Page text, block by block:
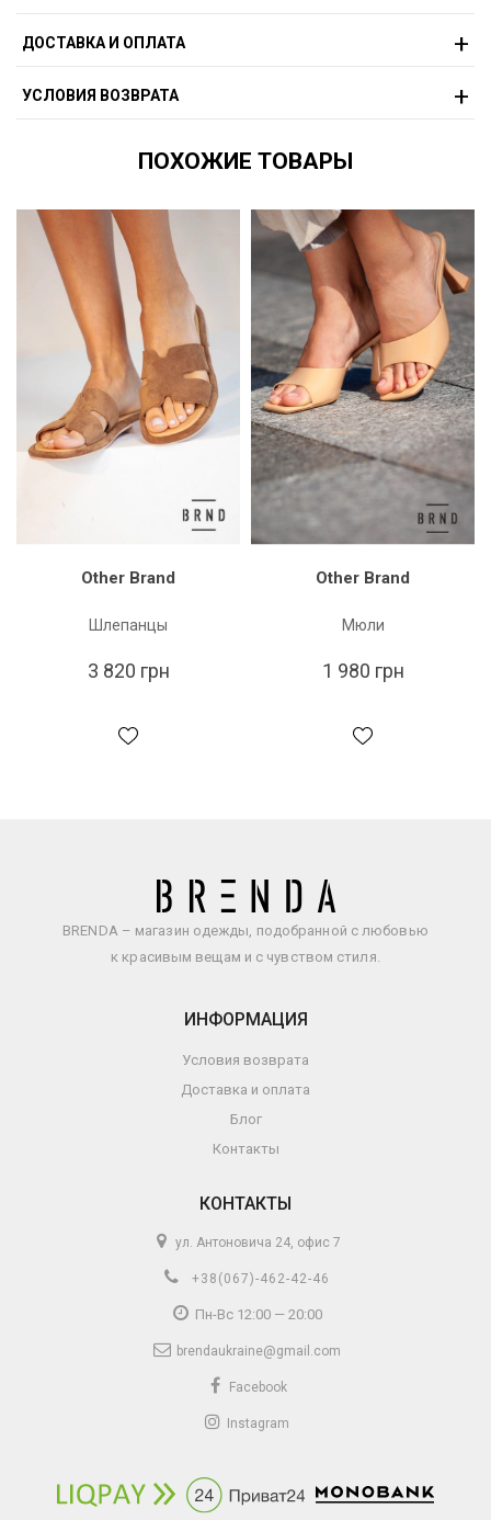
ДОСТАВКА И ОПЛАТА
УСЛОВИЯ ВОЗВРАТА
ПОХОЖИЕ ТОВАРЫ
Other Brand
Шлепанцы
3 820 грн
Other Brand
Мюли
1 980 грн
BRENDA – магазин одежды, подобранной с любовью
к красивым вещам и с чувством стиля.
ИНФОРМАЦИЯ
Условия возврата
Доставка и оплата
Блог
Контакты
КОНТАКТЫ
ул. Антоновича 24, офис 7
+38(067)-462-42-46
Пн-Вс 12:00 — 20:00
brendaukraine@gmail.com
Facebook
Instagram